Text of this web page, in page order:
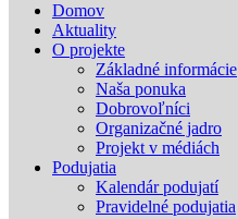
Domov
Aktuality
O projekte
Základné informácie
Naša ponuka
Dobrovoľníci
Organizačné jadro
Projekt v médiách
Podujatia
Kalendár podujatí
Pravidelné podujatia